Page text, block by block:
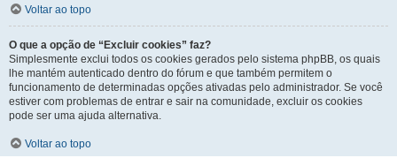
Voltar ao topo
O que a opção de “Excluir cookies” faz?
Simplesmente exclui todos os cookies gerados pelo sistema phpBB, os quais
lhe mantém autenticado dentro do fórum e que também permitem o
funcionamento de determinadas opções ativadas pelo administrador. Se você
estiver com problemas de entrar e sair na comunidade, excluir os cookies
pode ser uma ajuda alternativa.
Voltar ao topo